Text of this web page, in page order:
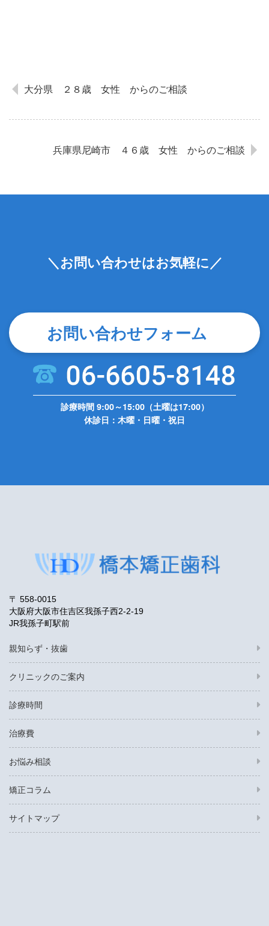
大分県 ２８歳 女性 からのご相談
兵庫県尼崎市 ４６歳 女性 からのご相談
＼お問い合わせはお気軽に／
お問い合わせフォーム
診療時間 9:00～15:00（土曜は17:00）
休診日：木曜・日曜・祝日
〒 558-0015
大阪府大阪市住吉区我孫子西2-2-19
JR我孫子町駅前
親知らず・抜歯
クリニックのご案内
診療時間
治療費
お悩み相談
矯正コラム
サイトマップ